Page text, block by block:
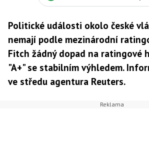
dalších zákonů. Foto:SXC
Politické události okolo české
nemají podle mezinárodní
Fitch žádný dopad na ratingové
"A+" se stabilním výhledem.
ve středu agentura Reuters.